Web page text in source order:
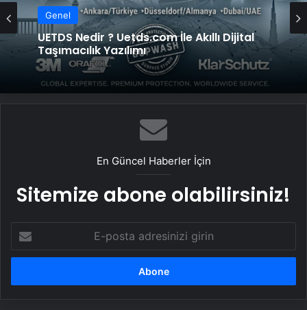
Genel
UETDS Nedir ? Uetds.com İle Akıllı Dijital
Taşımacılık Yazılımı
Genel
Yeni Dünya Düzensizliği Çağında Türk Dış
Politikası ve Hakan Fidan Faktörü
En Güncel Haberler İçin
Sitemize abone olabilirsiniz!
posta
adresinizi